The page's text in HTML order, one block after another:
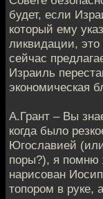
будет, если
который ему
ликвидации,
сейчас
Израиль
экономическая
А.Грант – Вы
когда было
Югославией
поры?), я помню
нарисован
топором в руке,